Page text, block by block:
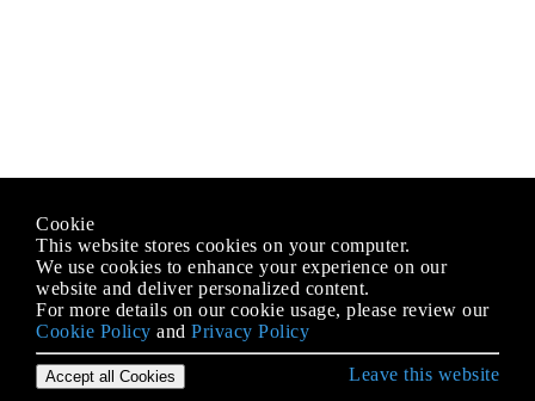
Cookie
This website stores cookies on your computer.
We use cookies to enhance your experience on our
website and deliver personalized content.
For more details on our cookie usage, please review our
Cookie Policy and Privacy Policy
Accept all Cookies Leave this website